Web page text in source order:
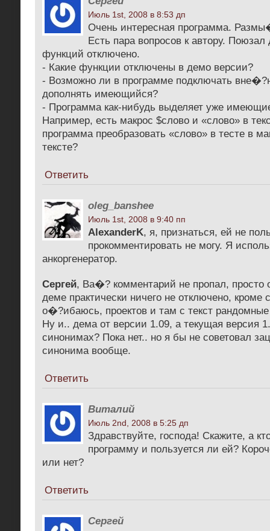
Июль 1st, 2008 в 8:53 дп
Очень интересная программа.
Есть пара вопросов к автору. Поюзал
функций отключено.
- Какие функции отключены в демо версии?
- Возможно ли в программе подключать
дополнять имеющийся?
- Программа как-нибудь выделяет уже
Например, есть макрос $слово и «слово» в
программа преобразовать «слово» в тесте в
тексте?
Ответить
oleg_banshee
Июль 1st, 2008 в 9:40 пп
AlexanderK, я, признаться, ей не
прокомментировать не могу. Я
анкоргенератор.
Сергей, Ва�? комментарий не пропал,
деме практически ничего не отключено, кроме
о�?ибаюсь, проектов и там с текст
Ну и.. дема от версии 1.09, а текущая версия
синонимах? Пока нет.. но я бы не советовал
синонима вообще.
Ответить
Виталий
Июль 2nd, 2008 в 5:25 дп
Здравствуйте, господа! Скажите, а
программу и пользуется ли ей?
или нет?
Ответить
Сергей